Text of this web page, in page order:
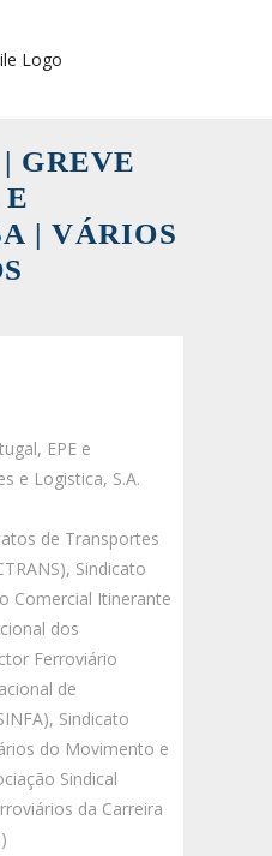
GREVE
| VÁRIOS
EPE e
e Logistica, S.A.
de Transportes
Sindicato
Comercial Itinerante
dos
Ferroviário
de
Sindicato
do Movimento e
Sindical
da Carreira